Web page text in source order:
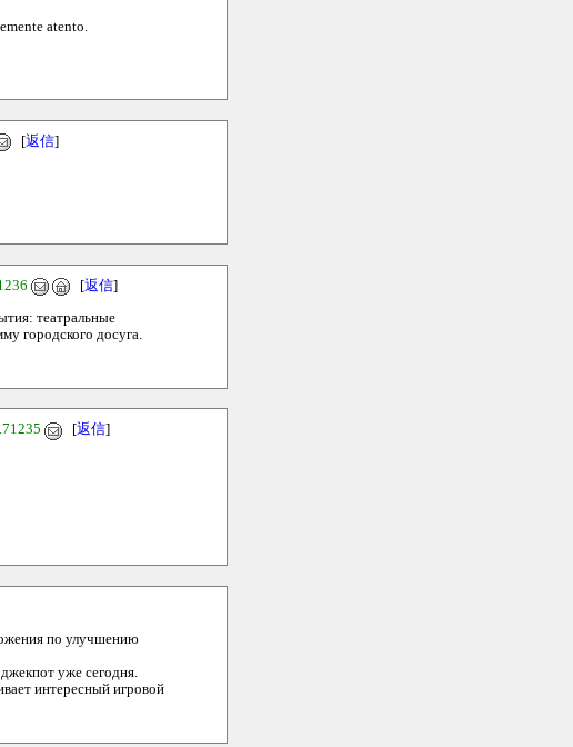
atento.
[返信]
[返信]
театральные
городского досуга.
[返信]
по улучшению
уже сегодня.
интересный игровой